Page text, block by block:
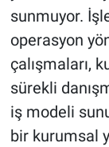
sunmuyor.
operasyon
çalışmaları,
sürekli
iş modeli
bir kurumsal